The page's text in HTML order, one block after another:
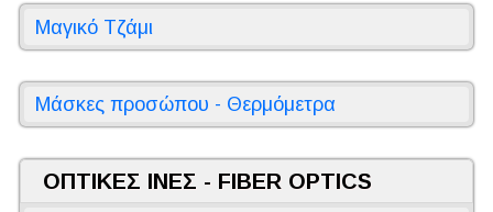
Μαγικό Τζάμι
Μάσκες προσώπου - Θερμόμετρα
ΟΠΤΙΚΕΣ ΙΝΕΣ - FIBER OPTICS